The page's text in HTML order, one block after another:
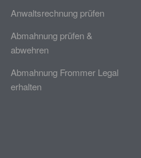
Anwaltsrechnung prüfen
Abmahnung prüfen &
abwehren
Abmahnung Frommer Legal
erhalten